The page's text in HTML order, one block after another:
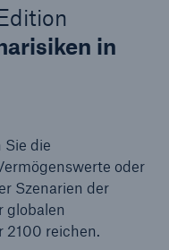
in
Sie die
oder
Szenarien der
globalen
2100 reichen.